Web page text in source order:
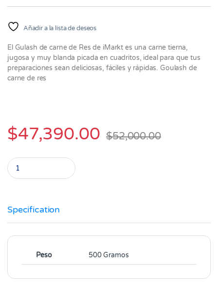
Añadir a la lista de deseos
El Gulash de carne de Res de iMarkt es una carne tierna,
jugosa y muy blanda picada en cuadritos, ideal para que tus
preparaciones sean deliciosas, fáciles y rápidas. Goulash de
carne de res
$47,390.00 $52,000.00
Gulash de Carne Fina de Res Paquete X 1.000 Gramos quantity
Specification
Peso 500 Gramos